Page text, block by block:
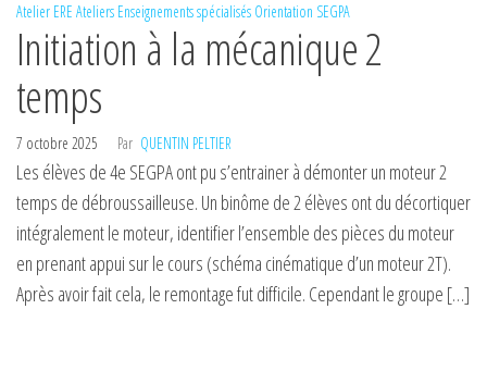
Atelier ERE Ateliers Enseignements spécialisés Orientation SEGPA
Initiation à la mécanique 2
temps
7 octobre 2025 Par QUENTIN PELTIER
Les élèves de 4e SEGPA ont pu s’entrainer à démonter un moteur 2
temps de débroussailleuse. Un binôme de 2 élèves ont du décortiquer
intégralement le moteur, identifier l’ensemble des pièces du moteur
en prenant appui sur le cours (schéma cinématique d’un moteur 2T).
Après avoir fait cela, le remontage fut difficile. Cependant le groupe […]